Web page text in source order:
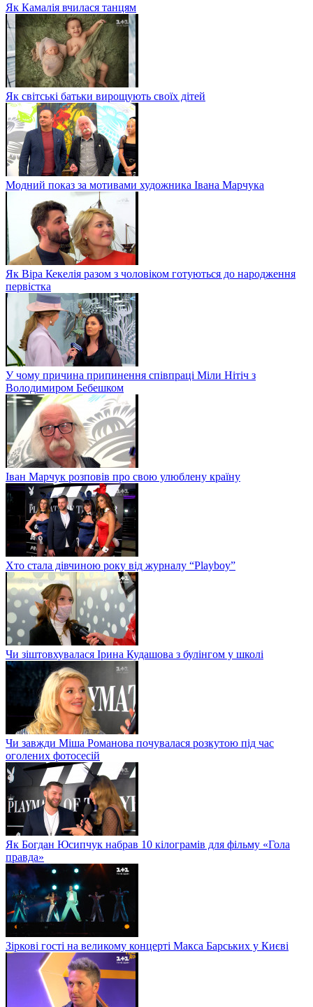
Як Камалія вчилася танцям
Як світські батьки вирощують своїх дітей
Модний показ за мотивами художника Івана Марчука
Як Віра Кекелія разом з чоловіком готуються до народження
первістка
У чому причина припинення співпраці Міли Нітіч з
Володимиром Бебешком
Іван Марчук розповів про свою улюблену країну
Хто стала дівчиною року від журналу “Playboy”
Чи зіштовхувалася Ірина Кудашова з булінгом у школі
Чи завжди Міша Романова почувалася розкутою під час
оголених фотосесій
Як Богдан Юсипчук набрав 10 кілограмів для фільму «Гола
правда»
Зіркові гості на великому концерті Макса Барських у Києві